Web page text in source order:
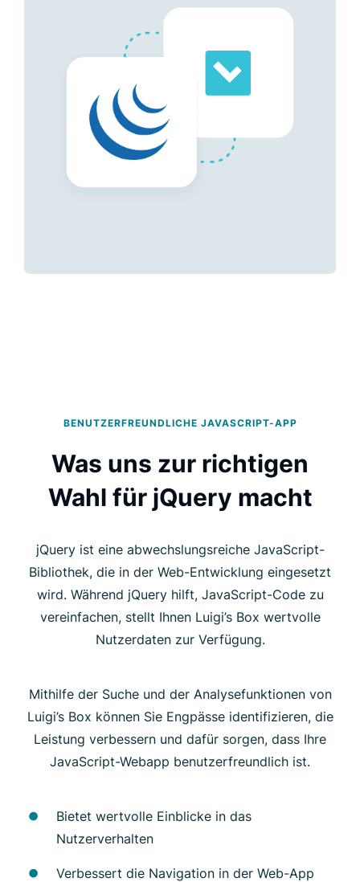
BENUTZERFREUNDLICHE JAVASCRIPT-APP
Was uns zur richtigen
Wahl für jQuery macht
jQuery ist eine abwechslungsreiche JavaScript-
Bibliothek, die in der Web-Entwicklung eingesetzt
wird. Während jQuery hilft, JavaScript-Code zu
vereinfachen, stellt Ihnen Luigi’s Box wertvolle
Nutzerdaten zur Verfügung.
Mithilfe der Suche und der Analysefunktionen von
Luigi’s Box können Sie Engpässe identifizieren, die
Leistung verbessern und dafür sorgen, dass Ihre
JavaScript-Webapp benutzerfreundlich ist.
Bietet wertvolle Einblicke in das
Nutzerverhalten
Verbessert die Navigation in der Web-App